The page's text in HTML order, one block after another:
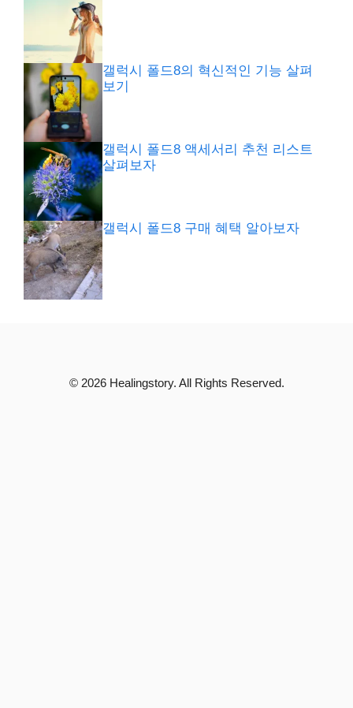
갤럭시 폴드8의 혁신적인 기능 살펴
보기
갤럭시 폴드8 액세서리 추천 리스트
살펴보자
갤럭시 폴드8 구매 혜택 알아보자
© 2026 Healingstory. All Rights Reserved.